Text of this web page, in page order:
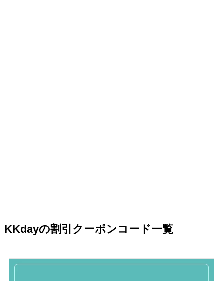
KKdayの割引クーポンコード一覧